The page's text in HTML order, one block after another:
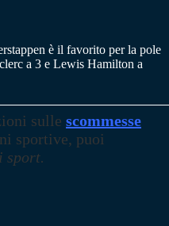
è il favorito per la pole
a 3 e Lewis Hamilton a
sulle scommesse
sportive, puoi
sport.